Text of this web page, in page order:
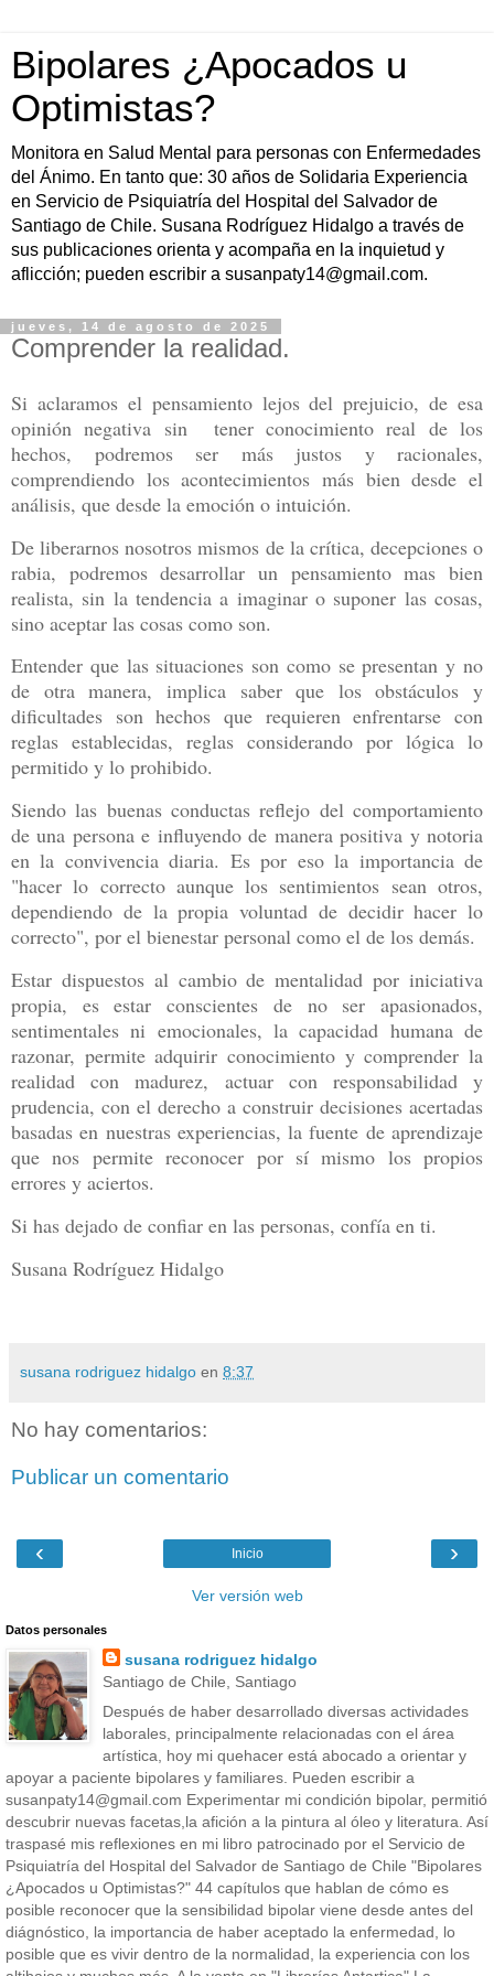
Bipolares ¿Apocados u
Optimistas?
Monitora en Salud Mental para personas con Enfermedades
del Ánimo. En tanto que: 30 años de Solidaria Experiencia
en Servicio de Psiquiatría del Hospital del Salvador de
Santiago de Chile. Susana Rodríguez Hidalgo a través de
sus publicaciones orienta y acompaña en la inquietud y
aflicción; pueden escribir a susanpaty14@gmail.com.
jueves, 14 de agosto de 2025
Comprender la realidad.
Si aclaramos el pensamiento lejos del prejuicio, de esa
opinión negativa sin tener conocimiento real de los
hechos, podremos ser más justos y racionales,
comprendiendo los acontecimientos más bien desde el
análisis, que desde la emoción o intuición.
De liberarnos nosotros mismos de la crítica, decepciones o
rabia, podremos desarrollar un pensamiento mas bien
realista, sin la tendencia a imaginar o suponer las cosas,
sino aceptar las cosas como son.
Entender que las situaciones son como se presentan y no
de otra manera, implica saber que los obstáculos y
dificultades son hechos que requieren enfrentarse con
reglas establecidas, reglas considerando por lógica lo
permitido y lo prohibido.
Siendo las buenas conductas reflejo del comportamiento
de una persona e influyendo de manera positiva y notoria
en la convivencia diaria. Es por eso la importancia de
"hacer lo correcto aunque los sentimientos sean otros,
dependiendo de la propia voluntad de decidir hacer lo
correcto", por el bienestar personal como el de los demás.
Estar dispuestos al cambio de mentalidad por iniciativa
propia, es estar conscientes de no ser apasionados,
sentimentales ni emocionales, la capacidad humana de
razonar, permite adquirir conocimiento y comprender la
realidad con madurez, actuar con responsabilidad y
prudencia, con el derecho a construir decisiones acertadas
basadas en nuestras experiencias, la fuente de aprendizaje
que nos permite reconocer por sí mismo los propios
errores y aciertos.
Si has dejado de confiar en las personas, confía en ti.
Susana Rodríguez Hidalgo
susana rodriguez hidalgo en 8:37
No hay comentarios:
Publicar un comentario
‹ ›
Inicio
Ver versión web
Datos personales
susana rodriguez hidalgo
Santiago de Chile, Santiago
Después de haber desarrollado diversas actividades
laborales, principalmente relacionadas con el área
artística, hoy mi quehacer está abocado a orientar y
apoyar a paciente bipolares y familiares. Pueden escribir a
susanpaty14@gmail.com Experimentar mi condición bipolar, permitió
descubrir nuevas facetas,la afición a la pintura al óleo y literatura. Así
traspasé mis reflexiones en mi libro patrocinado por el Servicio de
Psiquiatría del Hospital del Salvador de Santiago de Chile "Bipolares
¿Apocados u Optimistas?" 44 capítulos que hablan de cómo es
posible reconocer que la sensibilidad bipolar viene desde antes del
diágnóstico, la importancia de haber aceptado la enfermedad, lo
posible que es vivir dentro de la normalidad, la experiencia con los